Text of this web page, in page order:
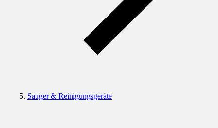
Sauger & Reinigungsgeräte